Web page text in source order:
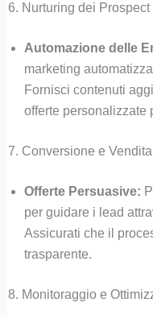
6. Nurturing dei Prospect
Automazione delle
marketing
Fornisci contenuti
offerte personalizzate
7. Conversione e Vendita
Offerte Persuasive:
per guidare i lead
Assicurati che il
trasparente.
8. Monitoraggio e